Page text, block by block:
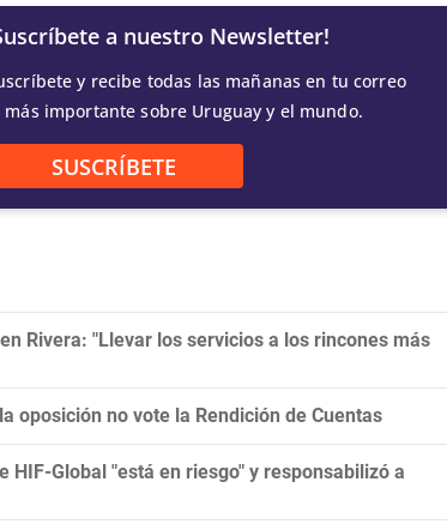
a nuestro Newsletter!
y recibe todas las mañanas en tu correo
más importante sobre Uruguay y el mundo.
SUSCRÍBETE
Rivera: "Llevar los servicios a los rincones más
oposición no vote la Rendición de Cuentas
HIF-Global "está en riesgo" y responsabilizó a